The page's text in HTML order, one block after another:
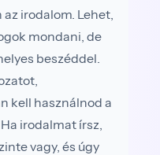
az irodalom. Lehet,
mondani, de
beszéddel.
kell használnod a
iro­dalmat írsz,
vagy, és úgy